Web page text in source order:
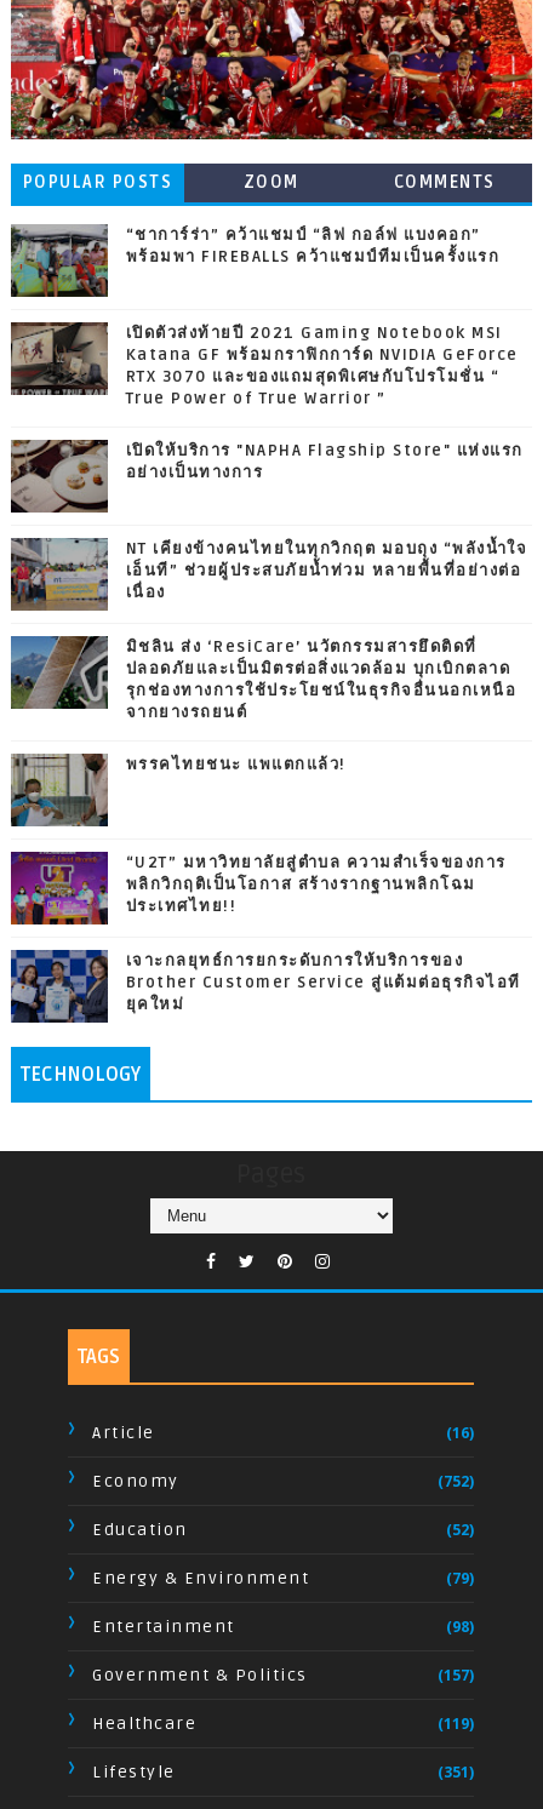
POPULAR POSTS ZOOM COMMENTS
“ชาการ์ร่า” คว้าแชมป์ “ลิฟ กอล์ฟ แบงคอก”
พร้อมพา FIREBALLS คว้าแชมป์ทีมเป็นครั้งแรก
เปิดตัวส่งท้ายปี 2021 Gaming Notebook MSI
Katana GF พร้อมกราฟิกการ์ด NVIDIA GeForce
RTX 3070 และของแถมสุดพิเศษกับโปรโมชั่น “
True Power of True Warrior ”
เปิดให้บริการ "NAPHA Flagship Store" แห่งแรก
อย่างเป็นทางการ
NT เคียงข้างคนไทยในทุกวิกฤต มอบถุง “พลังน้ำใจ
เอ็นที” ช่วยผู้ประสบภัยน้ำท่วม หลายพื้นที่อย่างต่อ
เนื่อง
มิชลิน ส่ง ‘ResiCare’ นวัตกรรมสารยึดติดที่
ปลอดภัยและเป็นมิตรต่อสิ่งแวดล้อม บุกเบิกตลาด
รุกช่องทางการใช้ประโยชน์ในธุรกิจอื่นนอกเหนือ
จากยางรถยนต์
พรรคไทยชนะ แพแตกแล้ว!
“U2T” มหาวิทยาลัยสู่ตำบล ความสำเร็จของการ
พลิกวิกฤติเป็นโอกาส สร้างรากฐานพลิกโฉม
ประเทศไทย!!
เจาะกลยุทธ์การยกระดับการให้บริการของ
Brother Customer Service สู่แต้มต่อธุรกิจไอที
ยุคใหม่
TECHNOLOGY
TAGS
Article (16)
Economy (752)
Education (52)
Energy & Environment (79)
Entertainment (98)
Government & Politics (157)
Healthcare (119)
Lifestyle (351)